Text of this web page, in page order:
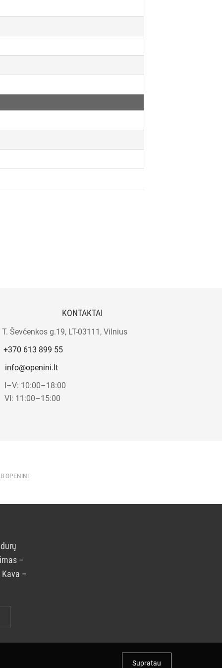
KONTAKTAI
T. Ševčenkos g.19, LT-03111, Vilnius
+370 613 899 55
info@openini.lt
I–V: 10:00–18:00
VI: 11:00–15:00
OPENINI
–
–
Supratau